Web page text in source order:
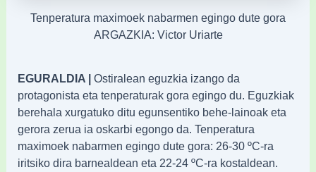
Tenperatura maximoek nabarmen egingo dute gora
ARGAZKIA: Victor Uriarte
EGURALDIA | Ostiralean eguzkia izango da
protagonista eta tenperaturak gora egingo du. Eguzkiak
berehala xurgatuko ditu egunsentiko behe-lainoak eta
gerora zerua ia oskarbi egongo da. Tenperatura
maximoek nabarmen egingo dute gora: 26-30 ºC-ra
iritsiko dira barnealdean eta 22-24 ºC-ra kostaldean.